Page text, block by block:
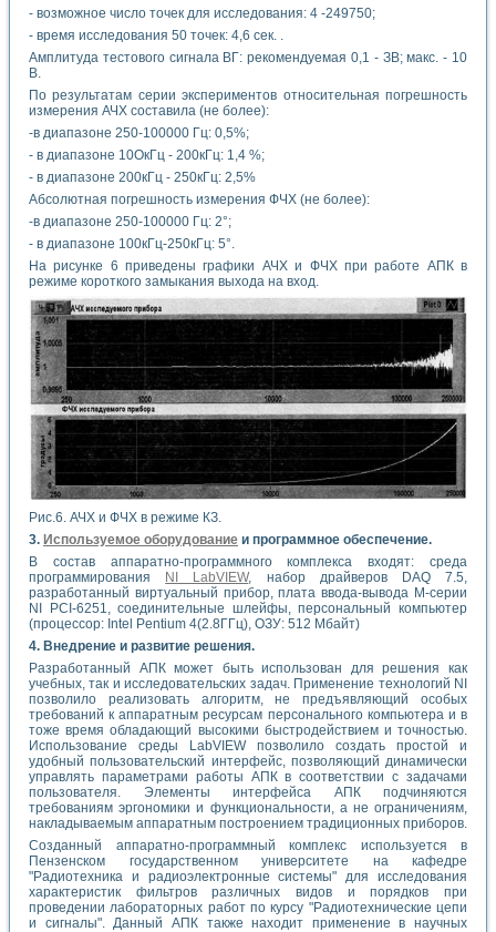
- возможное число точек для исследования: 4 -249750;
- время исследования 50 точек: 4,6 сек. .
Амплитуда тестового сигнала ВГ: рекомендуемая 0,1 - ЗВ; макс. - 10
В.
По результатам серии экспериментов относительная погрешность
измерения АЧХ составила (не более):
-в диапазоне 250-100000 Гц: 0,5%;
- в диапазоне 10ОкГц - 200кГц: 1,4 %;
- в диапазоне 200кГц - 250кГц: 2,5%
Абсолютная погрешность измерения ФЧХ (не более):
-в диапазоне 250-100000 Гц: 2°;
- в диапазоне 100кГц-250кГц: 5°.
На рисунке 6 приведены графики АЧХ и ФЧХ при работе АПК в
режиме короткого замыкания выхода на вход.
Рис.6. АЧХ и ФЧХ в режиме КЗ.
3. Используемое оборудование и программное обеспечение.
В состав аппаратно-программного комплекса входят: среда
программирования
NI LabVIEW, набор драйверов DAQ 7.5,
разработанный виртуальный прибор, плата ввода-вывода М-серии
NI PCI-6251, соединительные шлейфы, персональный компьютер
(процессор: Intel Pentium 4(2.8ГГц), ОЗУ: 512 Мбайт)
4. Внедрение и развитие решения.
Разработанный АПК может быть использован для решения как
учебных, так и исследовательских задач. Применение технологий NI
позволило реализовать алгоритм, не предъявляющий особых
требований к аппаратным ресурсам персонального компьютера и в
тоже время обладающий высокими быстродействием и точностью.
Использование среды LabVIEW позволило создать простой и
удобный пользовательский интерфейс, позволяющий динамически
управлять параметрами работы АПК в соответствии с задачами
пользователя. Элементы интерфейса АПК подчиняются
требованиям эргономики и функциональности, а не ограничениям,
накладываемым аппаратным построением традиционных приборов.
Созданный аппаратно-программный комплекс используется в
Пензенском государственном университете на кафедре
"Радиотехника и радиоэлектронные системы" для исследования
характеристик фильтров различных видов и порядков при
проведении лабораторных работ по курсу "Радиотехнические цепи
и сигналы". Данный АПК также находит применение в научных